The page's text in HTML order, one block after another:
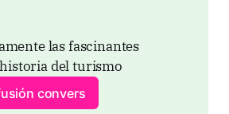
las fascinantes
del turismo
convers